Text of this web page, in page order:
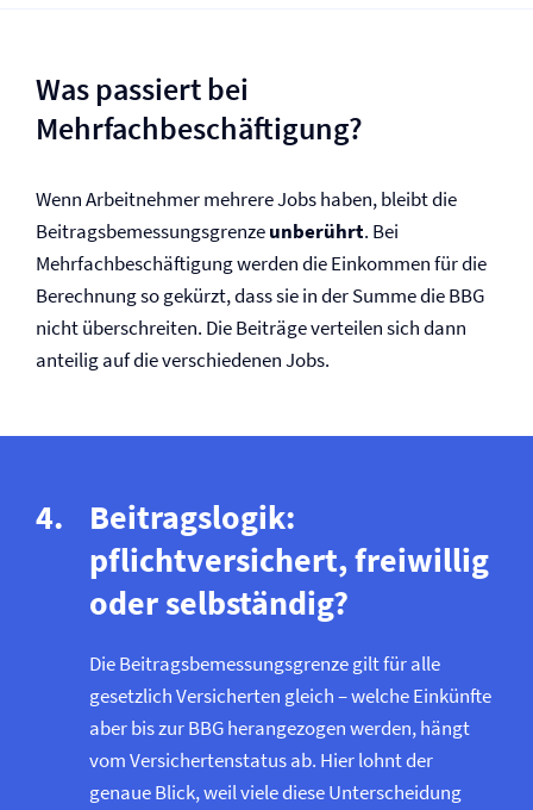
Was passiert bei
Mehrfachbeschäftigung?
Wenn Arbeitnehmer mehrere Jobs haben, bleibt die
Beitragsbemessungsgrenzeunberührt. Bei
Mehrfachbeschäftigung werden die Einkommen für die
Berechnung so gekürzt, dass sie in der Summe die BBG
nicht überschreiten. Die Beiträge verteilen sich dann
anteilig auf die verschiedenen Jobs.
Beitragslogik:
pflichtversichert, freiwillig
oder selbständig?
Die Beitragsbemessungsgrenze gilt für alle
gesetzlich Versicherten gleich – welche Einkünfte
aber bis zur BBG herangezogen werden, hängt
vom Versichertenstatus ab. Hier lohnt der
genaue Blick, weil viele diese Unterscheidung